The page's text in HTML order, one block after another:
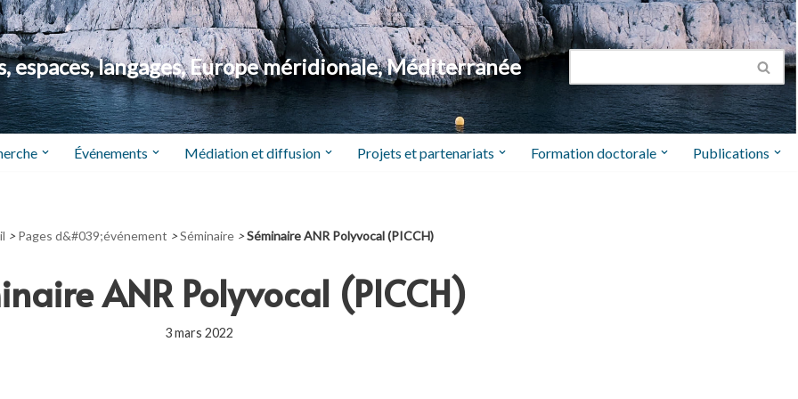
espaces, langages, Europe méridionale, Méditerranée
Événements Médiation et diffusion Projets et partenariats Formation doctorale Publications
> Pages d&#039;événement >Séminaire >Séminaire ANR Polyvocal (PICCH)
ANR Polyvocal (PICCH)
3 mars 2022